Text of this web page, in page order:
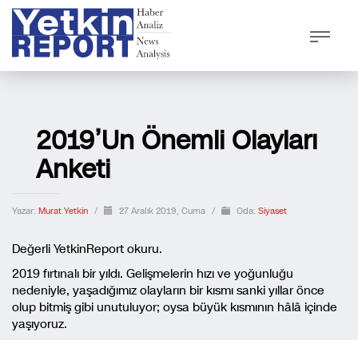
2019’un Önemli Olayları
Anketi
Yazar: Murat Yetkin / 27 Aralık 2019, Cuma / Oda: Siyaset
Değerli YetkinReport okuru.
2019 fırtınalı bir yıldı. Gelişmelerin hızı ve yoğunluğu
nedeniyle, yaşadığımız olayların bir kısmı sanki yıllar önce
olup bitmiş gibi unutuluyor; oysa büyük kısmının hâlâ içinde
yaşıyoruz.